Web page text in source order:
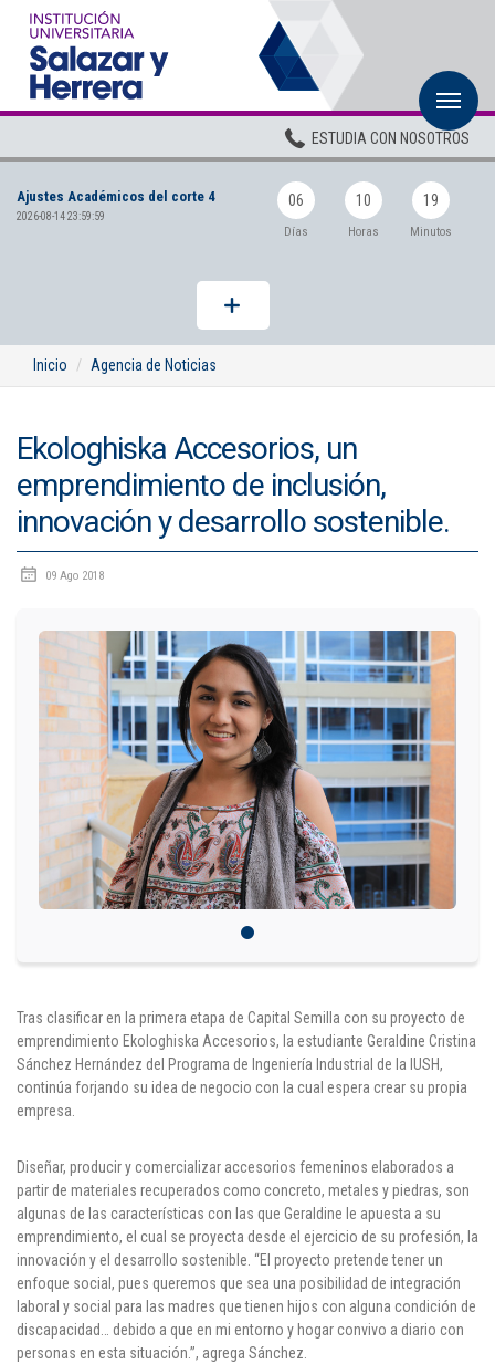
ESTUDIA CON NOSOTROS
Ajustes Académicos del corte 4
2026-08-14 23:59:59
06
Días
10
Horas
19
Minutos
Inicio Agencia de Noticias
Ekologhiska Accesorios, un
emprendimiento de inclusión,
innovación y desarrollo sostenible.
09 Ago 2018
Tras clasificar en la primera etapa de Capital Semilla con su proyecto de
emprendimiento Ekologhiska Accesorios, la estudiante Geraldine Cristina
Sánchez Hernández del Programa de Ingeniería Industrial de la IUSH,
continúa forjando su idea de negocio con la cual espera crear su propia
empresa.
Diseñar, producir y comercializar accesorios femeninos elaborados a
partir de materiales recuperados como concreto, metales y piedras, son
algunas de las características con las que Geraldine le apuesta a su
emprendimiento, el cual se proyecta desde el ejercicio de su profesión, la
innovación y el desarrollo sostenible. “El proyecto pretende tener un
enfoque social, pues queremos que sea una posibilidad de integración
laboral y social para las madres que tienen hijos con alguna condición de
discapacidad… debido a que en mi entorno y hogar convivo a diario con
personas en esta situación.”, agrega Sánchez.
Pregrados
Planta Docente
ADMISIONES
BIENESTAR
Centros
BIBLIOTECA
IDIOMAS
Pastoral
CARTERA
Inscripciones
Estudiantes
Egresados
Docentes
Campus virtual
Puntos de pago
Empleo
Comunícate con nosotros
Línea de Atención al Cliente
Campus Estadio: CR 70 # 52-49
(+57) (4) 4 600 700
Medellín - Colombia - Suramérica